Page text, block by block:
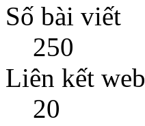
Số bài viết
250
Liên kết web
20